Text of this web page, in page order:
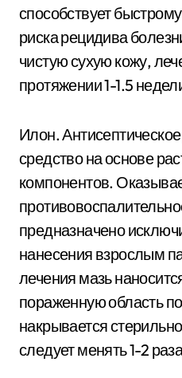
способствует
риска рецидива
чистую сухую кожу,
протяжении 1-1.5
Илон.
средство на основе
компонентов.
предназначено
нанесения взрослым
лечения мазь
пораженную область
накрывается
следует менять 1-2